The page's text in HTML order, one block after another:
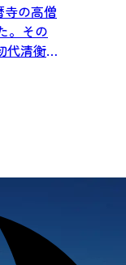
寺の高僧
。その
代清衡公